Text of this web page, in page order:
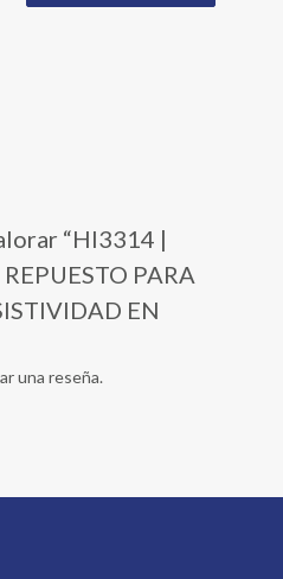
“HI3314 |
PARA
EN
una reseña.